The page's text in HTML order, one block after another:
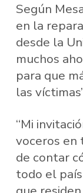
Según
en la
desde la
muchos
para que
las
“Mi
voceros en
de contar
todo el